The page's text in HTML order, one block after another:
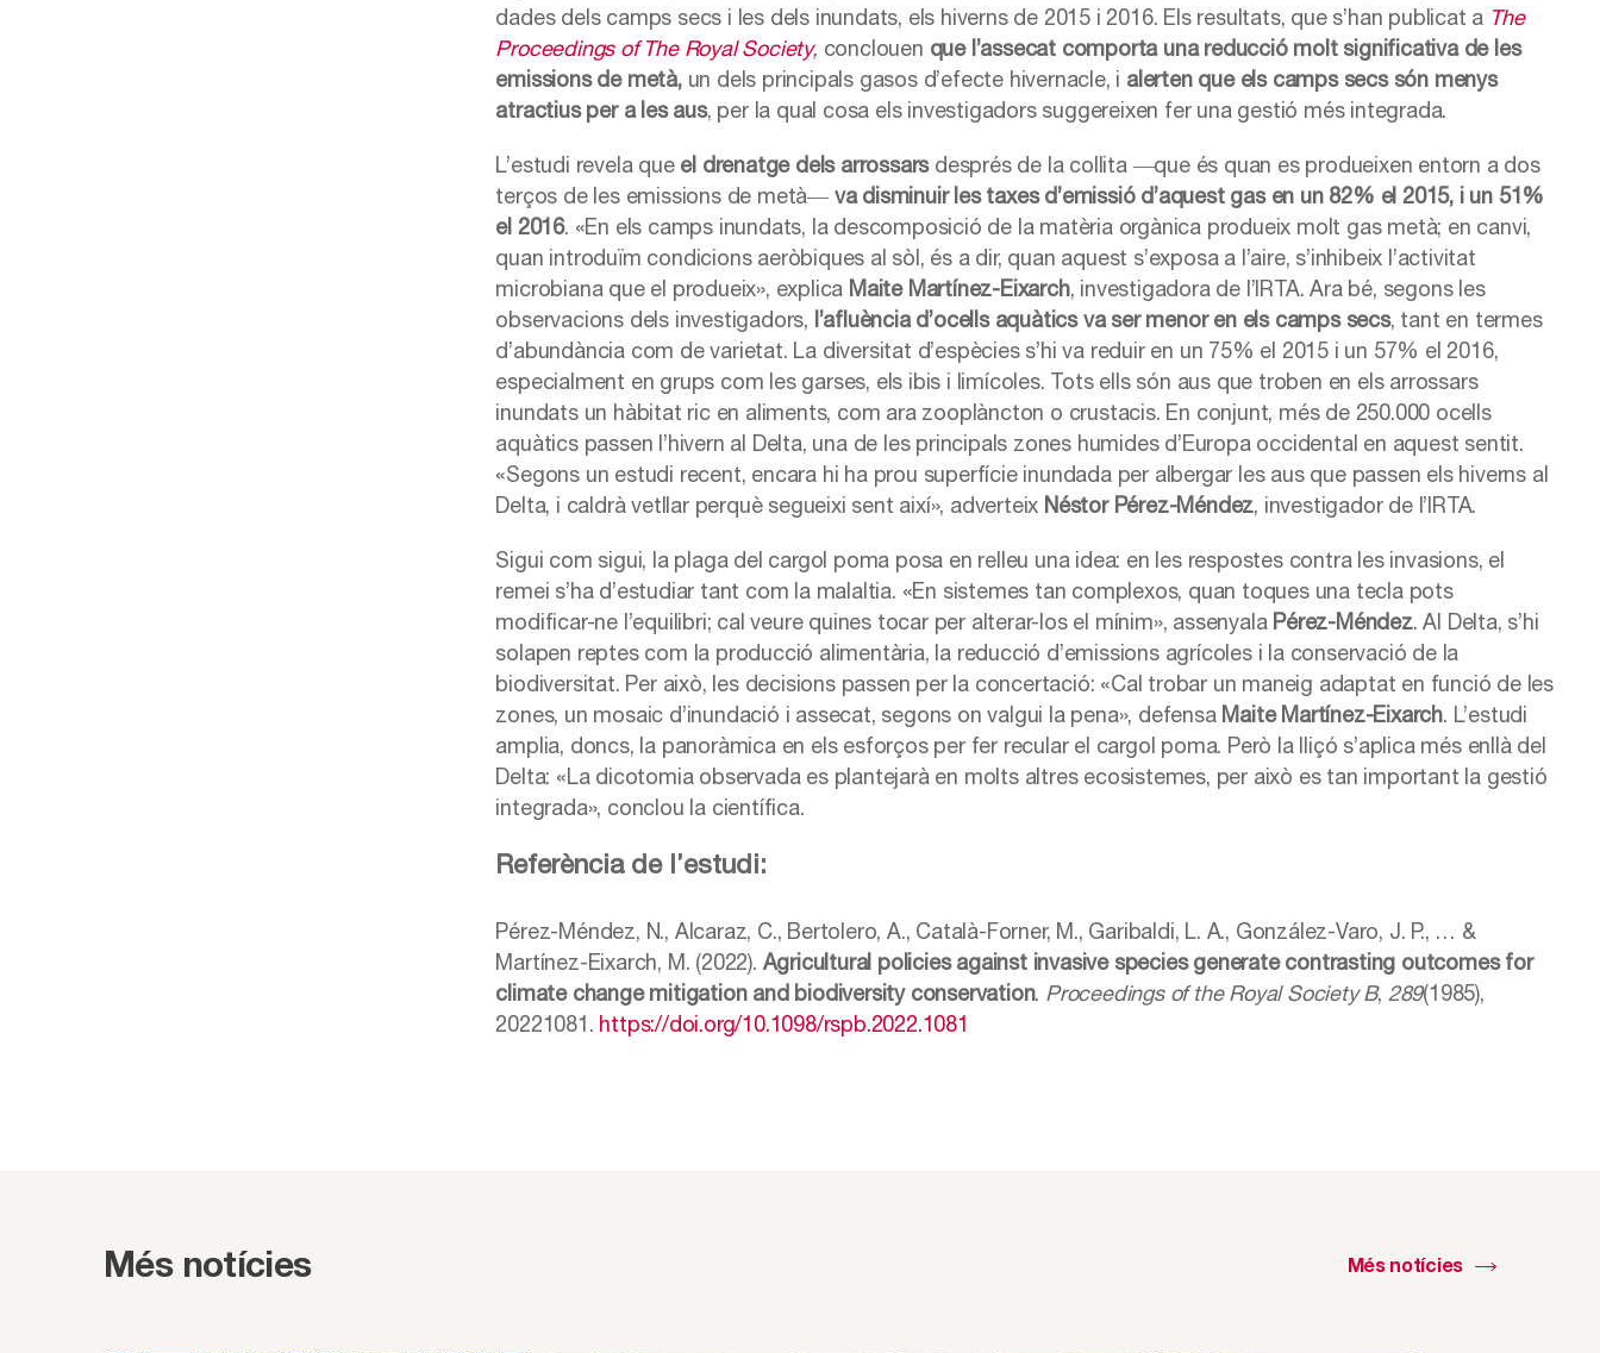
dades dels camps secs i les dels inundats, els hiverns de 2015 i 2016. Els resultats, que s’han publicat a The
Proceedings of The Royal Society, conclouen que l’assecat comporta una reducció molt significativa de les
emissions de metà, un dels principals gasos d’efecte hivernacle, i alerten que els camps secs són menys
atractius per a les aus, per la qual cosa els investigadors suggereixen fer una gestió més integrada.
L’estudi revela que el drenatge dels arrossarsdesprés de la collita ―que és quan es produeixen entorn a dos
terços de les emissions de metà― va disminuir les taxes d’emissió d’aquest gas en un 82% el 2015, i un 51%
el 2016. «En els camps inundats, la descomposició de la matèria orgànica produeix molt gas metà; en canvi,
quan introduïm condicions aeròbiques al sòl, és a dir, quan aquest s’exposa a l’aire, s’inhibeix l’activitat
microbiana que el produeix», explica Maite Martínez-Eixarch, investigadora de l’IRTA. Ara bé, segons les
observacions dels investigadors, l’afluència d’ocells aquàtics va ser menor en els camps secs, tant en termes
d’abundància com de varietat. La diversitat d’espècies s’hi va reduir en un 75% el 2015 i un 57% el 2016,
especialment en grups com les garses, els ibis i limícoles. Tots ells són aus que troben en els arrossars
inundats un hàbitat ric en aliments, com ara zooplàncton o crustacis. En conjunt, més de 250.000 ocells
aquàtics passen l’hivern al Delta, una de les principals zones humides d’Europa occidental en aquest sentit.
«Segons un estudi recent, encara hi ha prou superfície inundada per albergar les aus que passen els hiverns al
Delta, i caldrà vetllar perquè segueixi sent així», adverteix Néstor Pérez-Méndez, investigador de l’IRTA.
Sigui com sigui, la plaga del cargol poma posa en relleu una idea: en les respostes contra les invasions, el
remei s’ha d’estudiar tant com la malaltia. «En sistemes tan complexos, quan toques una tecla pots
modificar-ne l’equilibri; cal veure quines tocar per alterar-los el mínim», assenyala Pérez-Méndez. Al Delta, s’hi
solapen reptes com la producció alimentària, la reducció d’emissions agrícoles i la conservació de la
biodiversitat. Per això, les decisions passen per la concertació: «Cal trobar un maneig adaptat en funció de les
zones, un mosaic d’inundació i assecat, segons on valgui la pena», defensa Maite Martínez-Eixarch. L’estudi
amplia, doncs, la panoràmica en els esforços per fer recular el cargol poma. Però la lliçó s’aplica més enllà del
Delta: «La dicotomia observada es plantejarà en molts altres ecosistemes, per això es tan important la gestió
integrada», conclou la científica.
Referència de l’estudi:
Pérez-Méndez, N., Alcaraz, C., Bertolero, A., Català-Forner, M., Garibaldi, L. A., González-Varo, J. P., … &
Martínez-Eixarch, M. (2022). Agricultural policies against invasive species generate contrasting outcomes for
climate change mitigation and biodiversity conservation. Proceedings of the Royal Society B, 289(1985),
20221081. https://doi.org/10.1098/rspb.2022.1081
Més notícies Més notícies